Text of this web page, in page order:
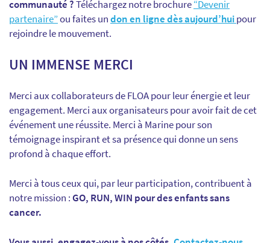
communauté ?Téléchargez notre brochure“Devenir
partenaire”ou faites undon en ligne dès aujourd’huipour
rejoindre le mouvement.
UN IMMENSE MERCI
Merci aux collaborateurs de FLOA pour leur énergie et leur
engagement. Merci aux organisateurs pour avoir fait de cet
événement une réussite. Merci à Marine pour son
témoignage inspirant et sa présence qui donne un sens
profond à chaque effort.
Merci à tous ceux qui, par leur participation, contribuent à
notre mission :GO, RUN, WIN pour des enfants sans
cancer.